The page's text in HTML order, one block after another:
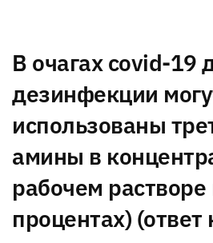
В очагах covid-19
дезинфекции
использованы
амины в
рабочем
процентах) (ответ